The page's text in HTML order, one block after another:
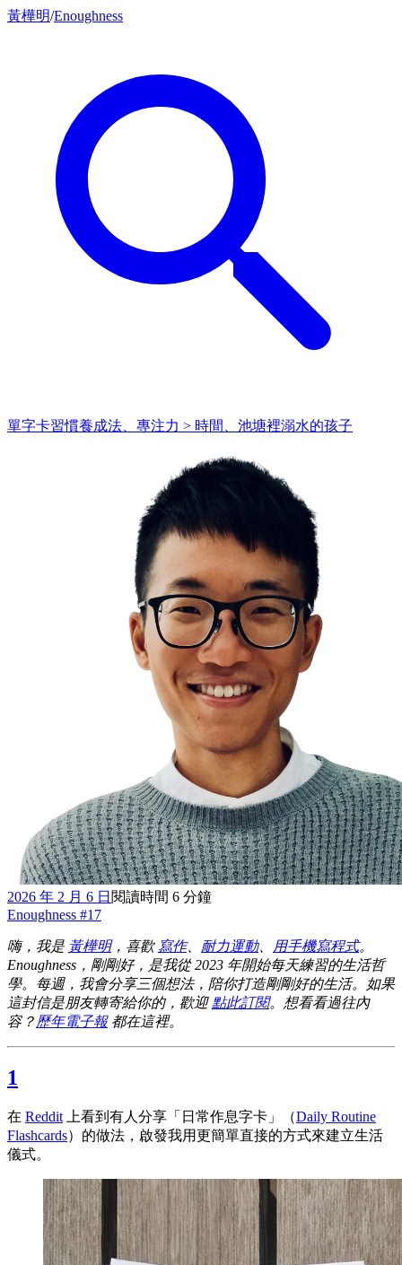
黃樺明/Enoughness
單字卡習慣養成法、專注力 > 時間、池塘裡溺水的孩子
2026 年 2 月 6 日 閱讀時間 6 分鐘
Enoughness #17
嗨，我是 黃樺明，喜歡 寫作、 耐力運動、 用手機寫程式。
Enoughness，剛剛好，是我從 2023 年開始每天練習的生活哲
學。每週，我會分享三個想法，陪你打造剛剛好的生活。如果
這封信是朋友轉寄給你的，歡迎 點此訂閱。想看看過往內
容？ 歷年電子報都在這裡。
1
在 Reddit 上看到有人分享「日常作息字卡」（Daily Routine
Flashcards）的做法，啟發我用更簡單直接的方式來建立生活
儀式。